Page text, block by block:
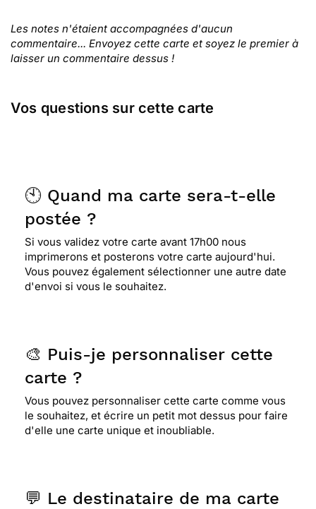
Les notes n'étaient accompagnées d'aucun
commentaire... Envoyez cette carte et soyez le premier à
laisser un commentaire dessus !
Vos questions sur cette carte
🕙 Quand ma carte sera-t-elle
postée ?
Si vous validez votre carte avant 17h00 nous
imprimerons et posterons votre carte aujourd'hui.
Vous pouvez également sélectionner une autre date
d'envoi si vous le souhaitez.
🎨 Puis-je personnaliser cette
carte ?
Vous pouvez personnaliser cette carte comme vous
le souhaitez, et écrire un petit mot dessus pour faire
d'elle une carte unique et inoubliable.
💬 Le destinataire de ma carte